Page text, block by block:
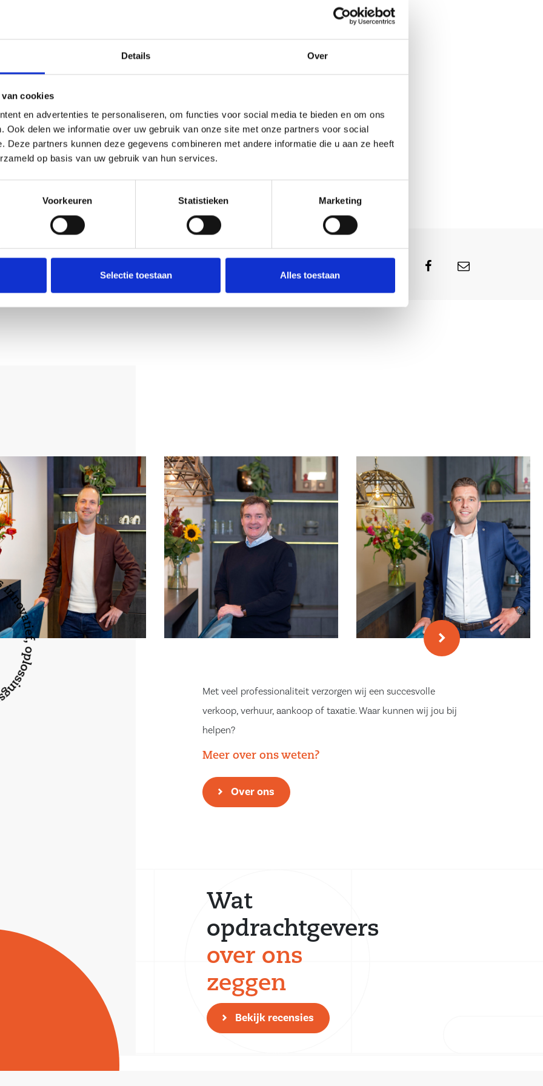
Details Over
cookies
en advertenties te personaliseren, om functies voor social media te bieden en om ons
Ook delen we informatie over uw gebruik van onze site met onze partners voor social
Deze partners kunnen deze gegevens combineren met andere informatie die u aan ze heeft
op basis van uw gebruik van hun services.
Voorkeuren Statistieken Marketing
Selectie toestaan Alles toestaan
een
De
om extra
vlizotrap de
van een
en het
rond te
bellen of een
Deel deze
Met veel professionaliteit verzorgen wij een succesvolle
verkoop, verhuur, aankoop of taxatie. Waar kunnen wij jou bij
helpen?
Meer over ons weten?
Over ons
Wat
opdrachtgevers
over ons
zeggen
Bekijk recensies